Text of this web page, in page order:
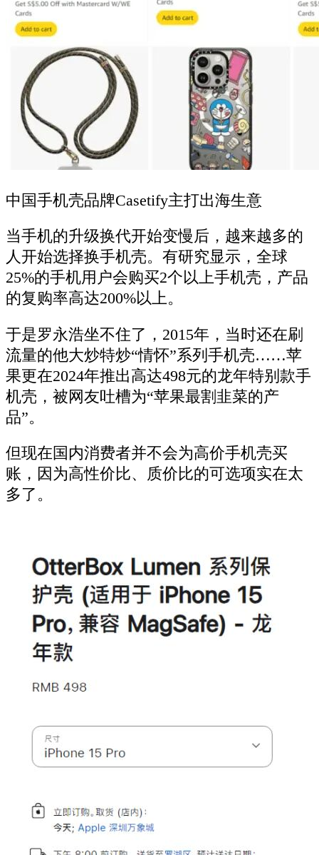
中国手机壳品牌Casetify主打出海生意
当手机的升级换代开始变慢后，越来越多的
人开始选择换手机壳。有研究显示，全球
25%的手机用户会购买2个以上手机壳，产品
的复购率高达200%以上。
于是罗永浩坐不住了，2015年，当时还在刷
流量的他大炒特炒“情怀”系列手机壳……苹
果更在2024年推出高达498元的龙年特别款手
机壳，被网友吐槽为“苹果最割韭菜的产
品”。
但现在国内消费者并不会为高价手机壳买
账，因为高性价比、质价比的可选项实在太
多了。